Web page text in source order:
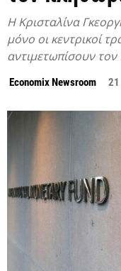
Η Κρισταλίνα
μόνο οι κεντρικοί
αντιμετωπίσουν
Economix Newsroom 21